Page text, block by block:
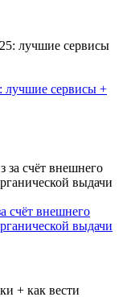
лучшие сервисы +
счёт внешнего
выдачи